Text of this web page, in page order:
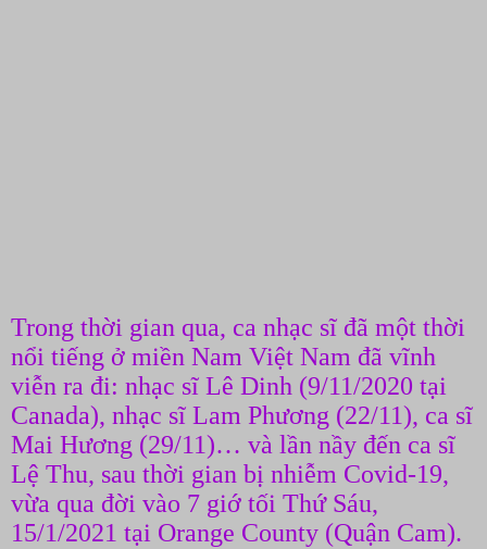
Trong thời gian qua, ca nhạc sĩ đã một thời
nổi tiếng ở miền Nam Việt Nam đã vĩnh
viễn ra đi: nhạc sĩ Lê Dinh (9/11/2020 tại
Canada), nhạc sĩ Lam Phương (22/11), ca sĩ
Mai Hương (29/11)… và lần nầy đến ca sĩ
Lệ Thu, sau thời gian bị nhiễm Covid-19,
vừa qua đời vào 7 giớ tối Thứ Sáu,
15/1/2021 tại Orange County (Quận Cam).